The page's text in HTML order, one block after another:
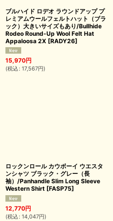
ブルハイド ロデオ ラウンドアップ プ
レミアムウールフェルトハット（ブラ
ック）大きいサイズもあり/Bullhide
Rodeo Round-Up Wool Felt Hat
Appaloosa 2X [RADY26]
15,970円
(税込 : 17,567円)
ロックンロール カウボーイ ウエスタ
ンシャツ ブラック・グレー（長
袖）/Panhandle Slim Long Sleeve
Western Shirt [FASP75]
12,770円
(税込 : 14,047円)